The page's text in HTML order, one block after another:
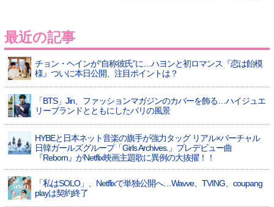
最近の記事
チョン・ヘインが“自称彼氏”に…ハヨンと初ロマンス『恋は飴模
様』ついに本日公開、注目ポイントは？
「BTS」Jin、ファッションマガジンのカバーを飾る…ハイジュエ
リーブランドとともにしたパリの風景
HYBEと日本ネット音楽の旗手が強力タッグ リアル×バーチャル
日韓ガールズグループ「Girls Archives.」プレデビュー曲
『Reborn』がNetflix映画主題歌に異例の大抜擢！！
「私はSOLO」、Netflixで単独公開へ…Wavve、TVING、coupang
playは契約終了